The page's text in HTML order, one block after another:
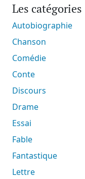
Les catégories
Autobiographie
Chanson
Comédie
Conte
Discours
Drame
Essai
Fable
Fantastique
Lettre